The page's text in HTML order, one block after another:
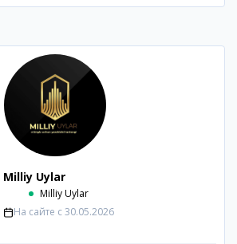
Milliy Uylar
Milliy Uylar
На сайте с 30.05.2026